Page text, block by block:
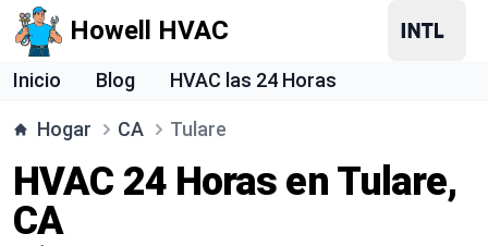
Howell HVAC
Inicio Blog HVAC las 24 Horas
Hogar CA Tulare
HVAC 24 Horas en Tulare,
CA